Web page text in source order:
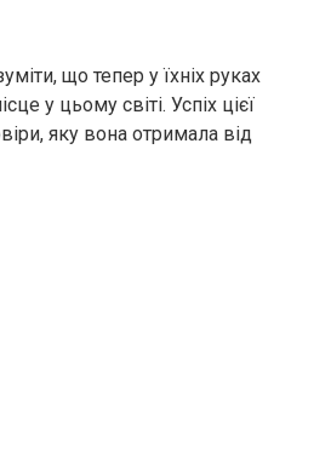
що тепер у їхніх руках
у цьому світі. Успіх цієї
яку вона отримала від